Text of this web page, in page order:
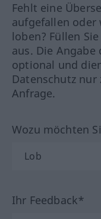
Fehlt eine
aufgefallen oder
loben? Füllen
aus. Die Angabe
optional und
Datenschutz
Anfrage.
Wozu möchten
Ihr Feedback*